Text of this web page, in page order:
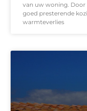
van uw woning. Door
goed presterende
warmteverlies